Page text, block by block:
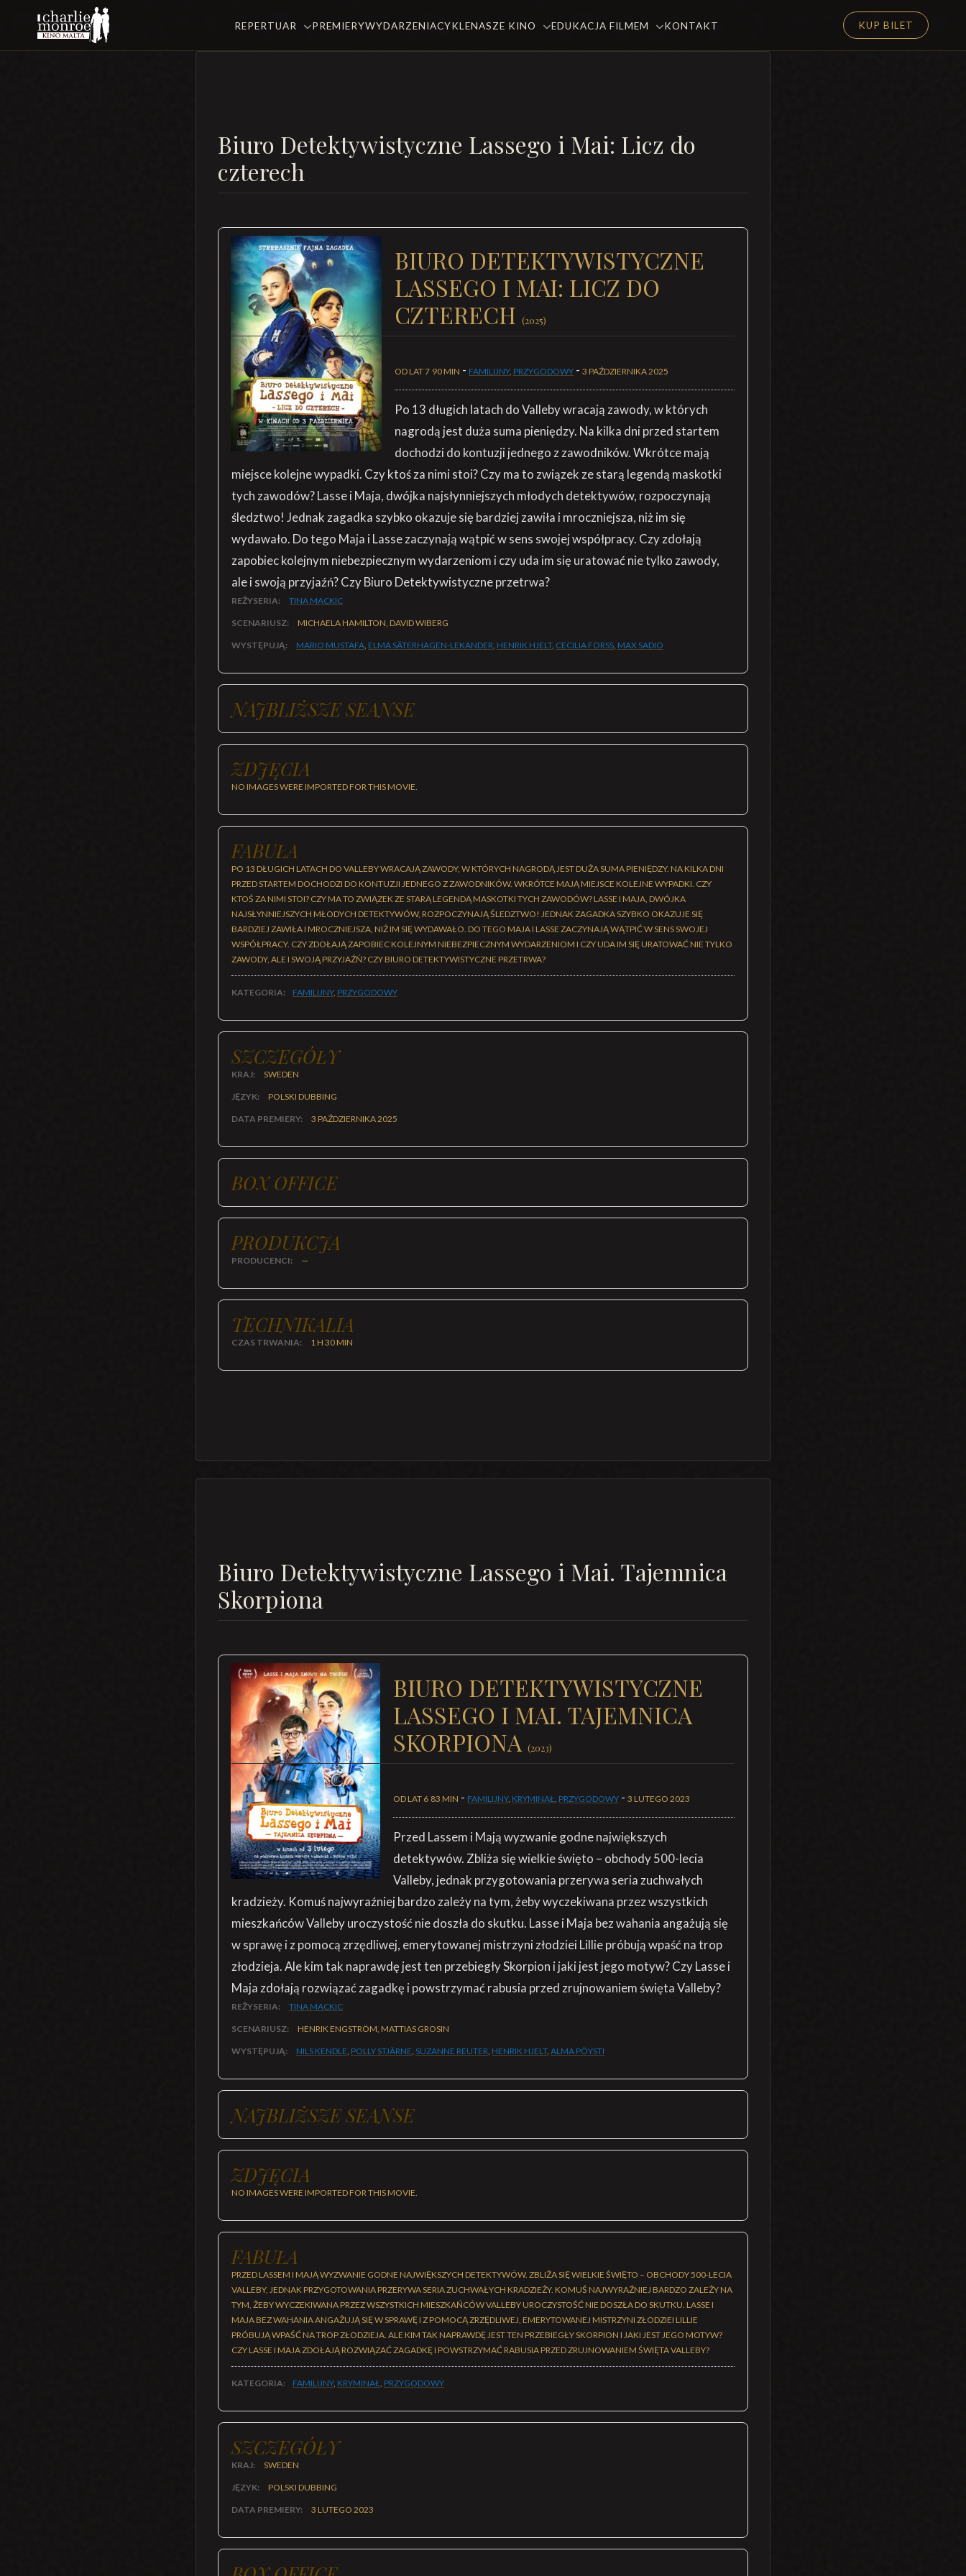
REPERTUAR PREMIERYWYDARZENIACYKLENASZE KINO EDUKACJA FILMEM KONTAKT KUP BILET
Biuro Detektywistyczne Lassego i Mai: Licz do
czterech
BIURO DETEKTYWISTYCZNE
LASSEGO I MAI: LICZ DO
CZTERECH (2025)
OD LAT 7 90 MIN - FAMILIJNY, PRZYGODOWY - 3 PAŹDZIERNIKA 2025
Po 13 długich latach do Valleby wracają zawody, w których
nagrodą jest duża suma pieniędzy. Na kilka dni przed startem
dochodzi do kontuzji jednego z zawodników. Wkrótce mają
miejsce kolejne wypadki. Czy ktoś za nimi stoi? Czy ma to związek ze starą legendą maskotki
tych zawodów? Lasse i Maja, dwójka najsłynniejszych młodych detektywów, rozpoczynają
śledztwo! Jednak zagadka szybko okazuje się bardziej zawiła i mroczniejsza, niż im się
wydawało. Do tego Maja i Lasse zaczynają wątpić w sens swojej współpracy. Czy zdołają
zapobiec kolejnym niebezpiecznym wydarzeniom i czy uda im się uratować nie tylko zawody,
ale i swoją przyjaźń? Czy Biuro Detektywistyczne przetrwa?
REŻYSERIA: TINA MACKIC
SCENARIUSZ: MICHAELA HAMILTON, DAVID WIBERG
WYSTĘPUJĄ: MARIO MUSTAFA, ELMA SÄTERHAGEN-LEKANDER, HENRIK HJELT, CECILIA FORSS, MAX SADIO
NAJBLIŻSZE SEANSE
ZDJĘCIA
NO IMAGES WERE IMPORTED FOR THIS MOVIE.
FABUŁA
PO 13 DŁUGICH LATACH DO VALLEBY WRACAJĄ ZAWODY, W KTÓRYCH NAGRODĄ JEST DUŻA SUMA PIENIĘDZY. NA KILKA DNI
PRZED STARTEM DOCHODZI DO KONTUZJI JEDNEGO Z ZAWODNIKÓW. WKRÓTCE MAJĄ MIEJSCE KOLEJNE WYPADKI. CZY
KTOŚ ZA NIMI STOI? CZY MA TO ZWIĄZEK ZE STARĄ LEGENDĄ MASKOTKI TYCH ZAWODÓW? LASSE I MAJA, DWÓJKA
NAJSŁYNNIEJSZYCH MŁODYCH DETEKTYWÓW, ROZPOCZYNAJĄ ŚLEDZTWO! JEDNAK ZAGADKA SZYBKO OKAZUJE SIĘ
BARDZIEJ ZAWIŁA I MROCZNIEJSZA, NIŻ IM SIĘ WYDAWAŁO. DO TEGO MAJA I LASSE ZACZYNAJĄ WĄTPIĆ W SENS SWOJEJ
WSPÓŁPRACY. CZY ZDOŁAJĄ ZAPOBIEC KOLEJNYM NIEBEZPIECZNYM WYDARZENIOM I CZY UDA IM SIĘ URATOWAĆ NIE TYLKO
ZAWODY, ALE I SWOJĄ PRZYJAŹŃ? CZY BIURO DETEKTYWISTYCZNE PRZETRWA?
KATEGORIA: FAMILIJNY, PRZYGODOWY
SZCZEGÓŁY
KRAJ: SWEDEN
JĘZYK: POLSKI DUBBING
DATA PREMIERY: 3 PAŹDZIERNIKA 2025
BOX OFFICE
PRODUKCJA
PRODUCENCI: —
TECHNIKALIA
CZAS TRWANIA: 1 H 30 MIN
Biuro Detektywistyczne Lassego i Mai. Tajemnica
Skorpiona
BIURO DETEKTYWISTYCZNE
LASSEGO I MAI. TAJEMNICA
SKORPIONA (2023)
OD LAT 6 83 MIN - FAMILIJNY, KRYMINAŁ, PRZYGODOWY - 3 LUTEGO 2023
Przed Lassem i Mają wyzwanie godne największych
detektywów. Zbliża się wielkie święto – obchody 500-lecia
Valleby, jednak przygotowania przerywa seria zuchwałych
kradzieży. Komuś najwyraźniej bardzo zależy na tym, żeby wyczekiwana przez wszystkich
mieszkańców Valleby uroczystość nie doszła do skutku. Lasse i Maja bez wahania angażują się
w sprawę i z pomocą zrzędliwej, emerytowanej mistrzyni złodziei Lillie próbują wpaść na trop
złodzieja. Ale kim tak naprawdę jest ten przebiegły Skorpion i jaki jest jego motyw? Czy Lasse i
Maja zdołają rozwiązać zagadkę i powstrzymać rabusia przed zrujnowaniem święta Valleby?
REŻYSERIA: TINA MACKIC
SCENARIUSZ: HENRIK ENGSTRÖM, MATTIAS GROSIN
WYSTĘPUJĄ: NILS KENDLE, POLLY STJÄRNE, SUZANNE REUTER, HENRIK HJELT, ALMA PÖYSTI
NAJBLIŻSZE SEANSE
ZDJĘCIA
NO IMAGES WERE IMPORTED FOR THIS MOVIE.
FABUŁA
PRZED LASSEM I MAJĄ WYZWANIE GODNE NAJWIĘKSZYCH DETEKTYWÓW. ZBLIŻA SIĘ WIELKIE ŚWIĘTO – OBCHODY 500-LECIA
VALLEBY, JEDNAK PRZYGOTOWANIA PRZERYWA SERIA ZUCHWAŁYCH KRADZIEŻY. KOMUŚ NAJWYRAŹNIEJ BARDZO ZALEŻY NA
TYM, ŻEBY WYCZEKIWANA PRZEZ WSZYSTKICH MIESZKAŃCÓW VALLEBY UROCZYSTOŚĆ NIE DOSZŁA DO SKUTKU. LASSE I
MAJA BEZ WAHANIA ANGAŻUJĄ SIĘ W SPRAWĘ I Z POMOCĄ ZRZĘDLIWEJ, EMERYTOWANEJ MISTRZYNI ZŁODZIEI LILLIE
PRÓBUJĄ WPAŚĆ NA TROP ZŁODZIEJA. ALE KIM TAK NAPRAWDĘ JEST TEN PRZEBIEGŁY SKORPION I JAKI JEST JEGO MOTYW?
CZY LASSE I MAJA ZDOŁAJĄ ROZWIĄZAĆ ZAGADKĘ I POWSTRZYMAĆ RABUSIA PRZED ZRUJNOWANIEM ŚWIĘTA VALLEBY?
KATEGORIA: FAMILIJNY, KRYMINAŁ, PRZYGODOWY
SZCZEGÓŁY
KRAJ: SWEDEN
JĘZYK: POLSKI DUBBING
DATA PREMIERY: 3 LUTEGO 2023